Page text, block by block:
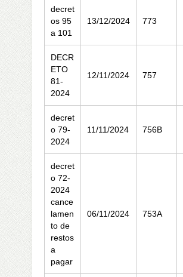
decret
os 95
a 101
13/12/2024 773
DECR
ETO
81-
2024
12/11/2024 757
decret
o 79-
2024
11/11/2024 756B
decret
o 72-
2024
cance
lamen
to de
restos
a
pagar
06/11/2024 753A